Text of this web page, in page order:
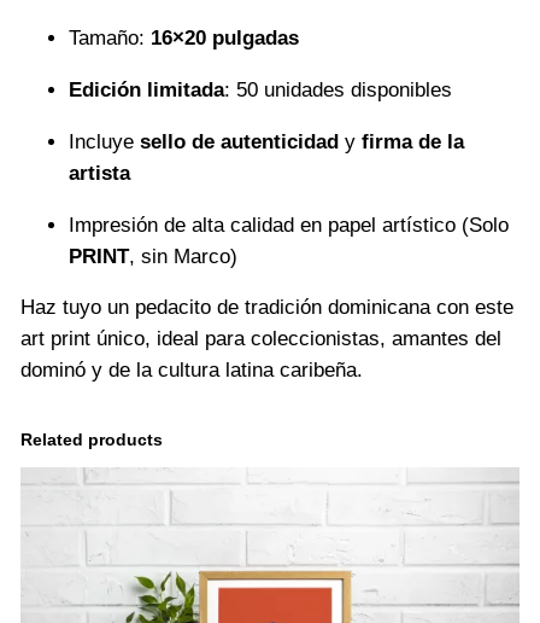
Tamaño: 16×20 pulgadas
Edición limitada: 50 unidades disponibles
Incluye sello de autenticidady firma de la
artista
Impresión de alta calidad en papel artístico (Solo
PRINT, sin Marco)
Haz tuyo un pedacito de tradición dominicana con este
art print único, ideal para coleccionistas, amantes del
dominó y de la cultura latina caribeña.
Related products